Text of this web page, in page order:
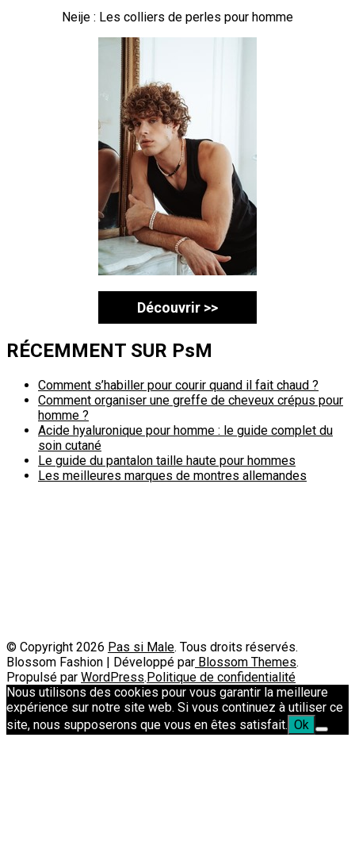
Neije : Les colliers de perles pour homme
Découvrir >>
RÉCEMMENT SUR PsM
Comment s’habiller pour courir quand il fait chaud ?
Comment organiser une greffe de cheveux crépus pour
homme ?
Acide hyaluronique pour homme : le guide complet du
soin cutané
Le guide du pantalon taille haute pour hommes
Les meilleures marques de montres allemandes
© Copyright 2026 Pas si Male. Tous droits réservés.
Blossom Fashion | Développé par Blossom Themes.
Propulsé par WordPress.Politique de confidentialité
Nous utilisons des cookies pour vous garantir la meilleure
expérience sur notre site web. Si vous continuez à utiliser ce
site, nous supposerons que vous en êtes satisfait. Ok